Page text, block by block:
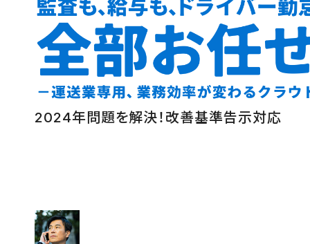
2024年問題を解決！改善基準告示対応